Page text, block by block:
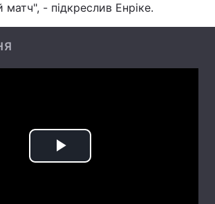
Вакансії
- підкреслив Енріке.
Play